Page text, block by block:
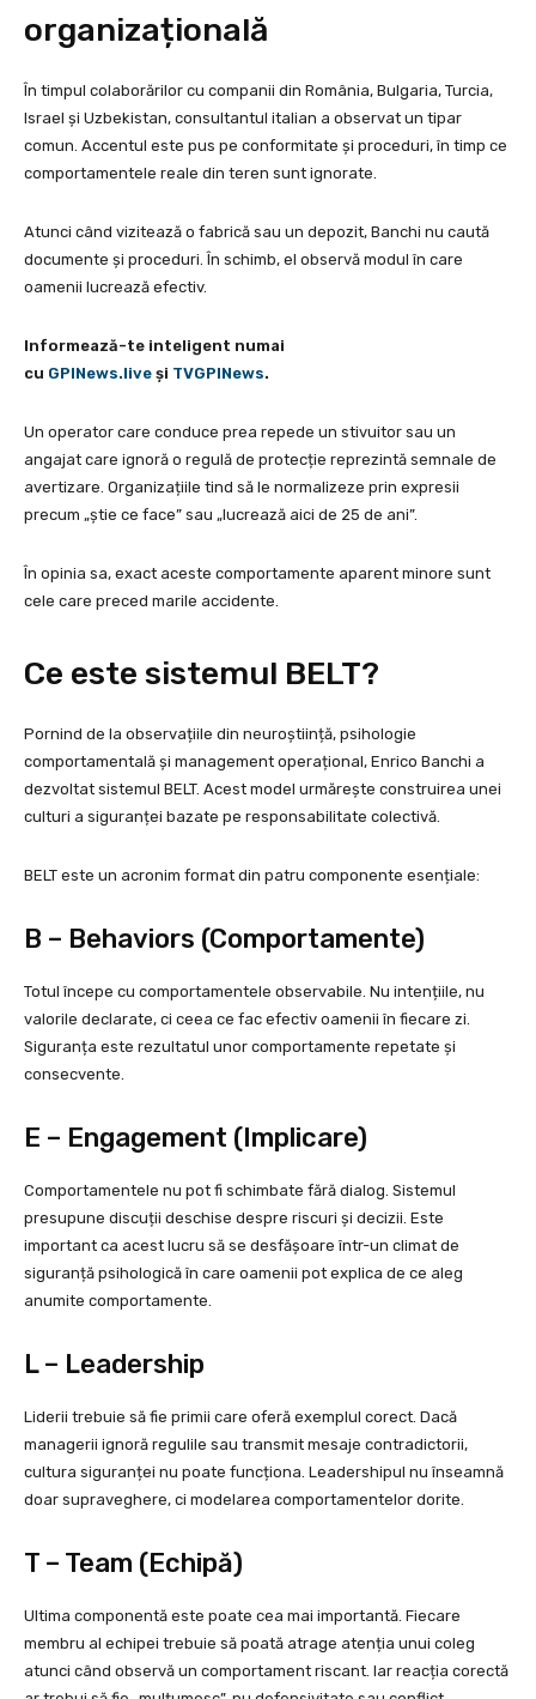
organizațională
În timpul colaborărilor cu companii din România, Bulgaria, Turcia,
Israel și Uzbekistan, consultantul italian a observat un tipar
comun. Accentul este pus pe conformitate și proceduri, în timp ce
comportamentele reale din teren sunt ignorate.
Atunci când vizitează o fabrică sau un depozit, Banchi nu caută
documente și proceduri. În schimb, el observă modul în care
oamenii lucrează efectiv.
Informează-te inteligent numai
cu GPINews.live şi TVGPINews.
Un operator care conduce prea repede un stivuitor sau un
angajat care ignoră o regulă de protecție reprezintă semnale de
avertizare. Organizațiile tind să le normalizeze prin expresii
precum „știe ce face” sau „lucrează aici de 25 de ani”.
În opinia sa, exact aceste comportamente aparent minore sunt
cele care preced marile accidente.
Ce este sistemul BELT?
Pornind de la observațiile din neuroștiință, psihologie
comportamentală și management operațional, Enrico Banchi a
dezvoltat sistemul BELT. Acest model urmărește construirea unei
culturi a siguranței bazate pe responsabilitate colectivă.
BELT este un acronim format din patru componente esențiale:
B – Behaviors (Comportamente)
Totul începe cu comportamentele observabile. Nu intențiile, nu
valorile declarate, ci ceea ce fac efectiv oamenii în fiecare zi.
Siguranța este rezultatul unor comportamente repetate și
consecvente.
E – Engagement (Implicare)
Comportamentele nu pot fi schimbate fără dialog. Sistemul
presupune discuții deschise despre riscuri și decizii. Este
important ca acest lucru să se desfășoare într-un climat de
siguranță psihologică în care oamenii pot explica de ce aleg
anumite comportamente.
L – Leadership
Liderii trebuie să fie primii care oferă exemplul corect. Dacă
managerii ignoră regulile sau transmit mesaje contradictorii,
cultura siguranței nu poate funcționa. Leadershipul nu înseamnă
doar supraveghere, ci modelarea comportamentelor dorite.
T – Team (Echipă)
Ultima componentă este poate cea mai importantă. Fiecare
membru al echipei trebuie să poată atrage atenția unui coleg
atunci când observă un comportament riscant. Iar reacția corectă